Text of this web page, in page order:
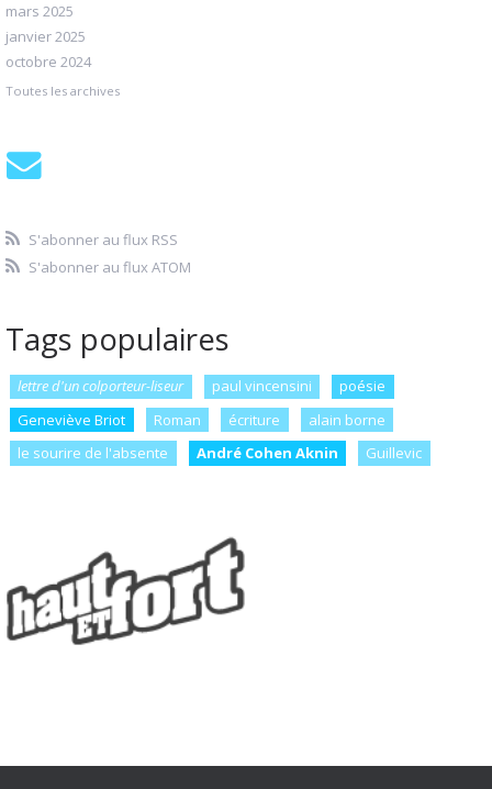
mars 2025
janvier 2025
octobre 2024
Toutes les archives
S'abonner au flux RSS
S'abonner au flux ATOM
Tags populaires
lettre d'un colporteur-liseur paul vincensini
poésie
Geneviève Briot
Roman écriture
alain borne
le sourire de l'absente
André Cohen Aknin Guillevic